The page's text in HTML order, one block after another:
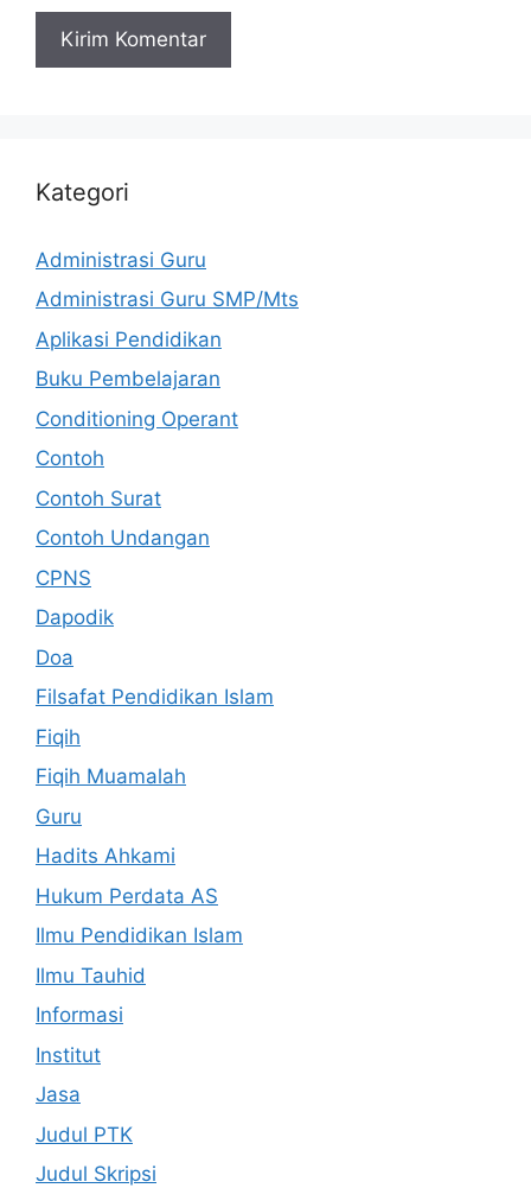
Kategori
Administrasi Guru
Administrasi Guru SMP/Mts
Aplikasi Pendidikan
Buku Pembelajaran
Conditioning Operant
Contoh
Contoh Surat
Contoh Undangan
CPNS
Dapodik
Doa
Filsafat Pendidikan Islam
Fiqih
Fiqih Muamalah
Guru
Hadits Ahkami
Hukum Perdata AS
Ilmu Pendidikan Islam
Ilmu Tauhid
Informasi
Institut
Jasa
Judul PTK
Judul Skripsi